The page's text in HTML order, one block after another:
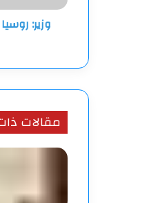
100
وزير:
مقالات